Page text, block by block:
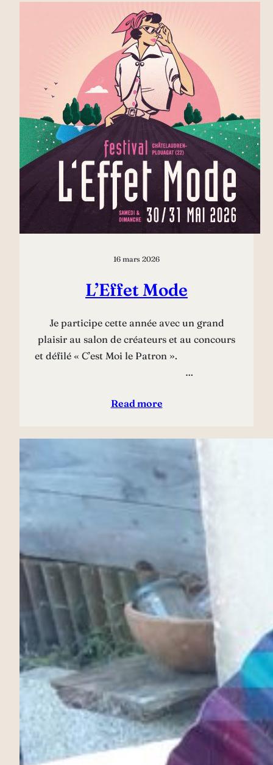
16 mars 2026
L’Effet Mode
Je participe cette année avec un grand
plaisir au salon de créateurs et au concours
et défilé « C’est Moi le Patron ».
…
Read more